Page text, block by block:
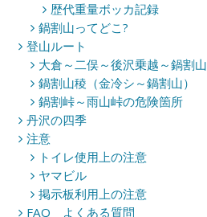
歴代重量ボッカ記録
鍋割山ってどこ?
登山ルート
大倉～二俣～後沢乗越～鍋割山
鍋割山稜（金冷シ～鍋割山）
鍋割峠～雨山峠の危険箇所
丹沢の四季
注意
トイレ使用上の注意
ヤマビル
掲示板利用上の注意
FAQ よくある質問